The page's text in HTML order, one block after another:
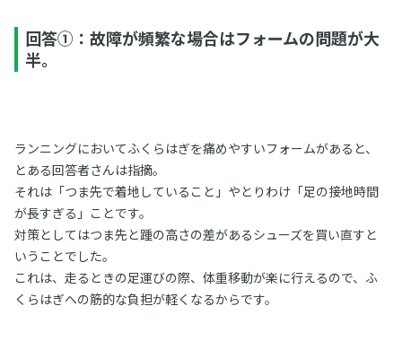
回答➀：故障が頻繁な場合はフォームの問題が大
半。
ランニングにおいてふくらはぎを痛めやすいフォームがあると、
とある回答者さんは指摘。
それは「つま先で着地していること」やとりわけ「足の接地時間
が長すぎる」ことです。
対策としてはつま先と踵の高さの差があるシューズを買い直すと
いうことでした。
これは、走るときの足運びの際、体重移動が楽に行えるので、ふ
くらはぎへの筋的な負担が軽くなるからです。